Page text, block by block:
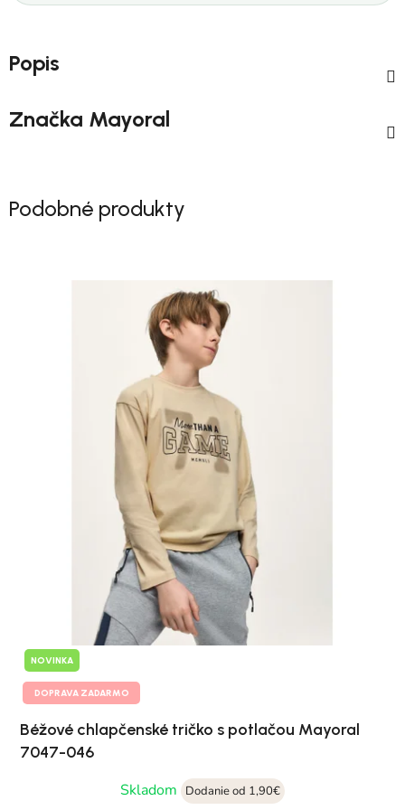
Popis
Značka Mayoral
Podobné produkty
NOVINKA
DOPRAVA ZADARMO
Béžové chlapčenské tričko s potlačou Mayoral
7047-046
Skladom
Dodanie od 1,90€